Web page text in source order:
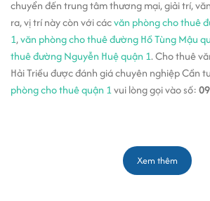
chuyển đến trung tâm thương mại, giải trí,
ra, vị trí này còn với cácvăn phòng cho thuê
1,văn phòng cho thuê đường Hồ Tùng Mậu
thuê đường Nguyễn Huệ quận 1. Cho thuê
Hải Triều được đánh giá chuyên nghiệp Cần
phòng cho thuê quận 1vui lòng gọi vào số:
Xem thêm